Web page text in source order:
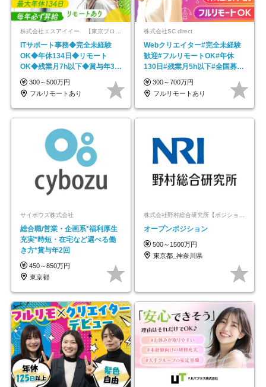
ITサポート事務◆完全未経験
OK◆年休134日◆リモート
OK◆残業月7h以下◆賞与年3回
◆5年目まで必ず昇給
300～500万円
フルリモートあり
株式会社SC direct
Webクリエイター#完全未経験
歓迎#フルリモートOK#年休
130日#残業月5h以下#全国募集
#最大1年の研修
300～700万円
フルリモートあり
サイボウズ株式会社
総合職/営業・企画系*福利厚生
充実*時短・在宅など選べる働
き方*賞与年2回
450～850万円
東京都
オープンポジション
500～1500万円
東京都_神奈川県